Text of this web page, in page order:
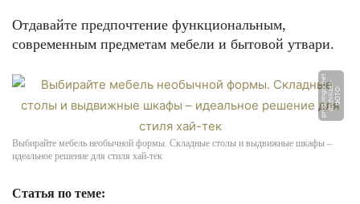
Отдавайте предпочтение функциональным,
современным предметам мебели и бытовой утвари.
Ф
О
Т
О:
a
r
c
hi
ti
z
e
r
-p
r
o
d.i
m
gi
x.
ne
t
Выбирайте мебель необычной формы. Складные столы и выдвижные шкафы –
идеальное решение для стиля хай-тек
Статья по теме: